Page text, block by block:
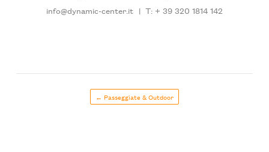
info@dynamic-center.it | T: + 39 320 1814 142
← Passeggiate & Outdoor